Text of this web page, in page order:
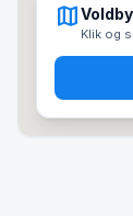
mapVoldby
Klik og